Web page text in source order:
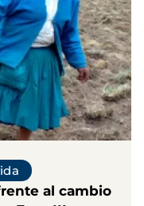
al cambio